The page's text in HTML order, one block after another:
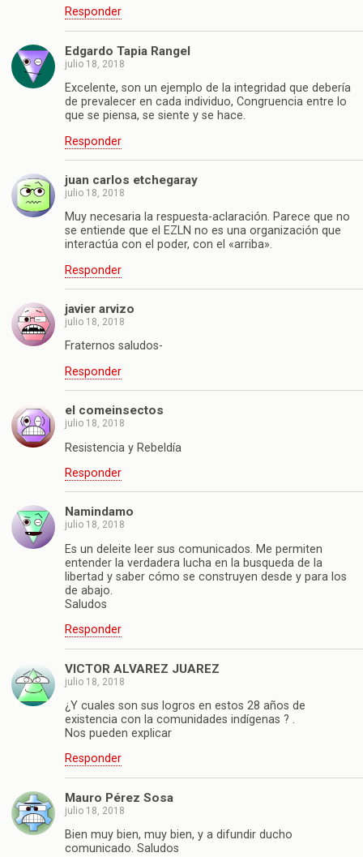
Responder
Edgardo Tapia Rangel
julio 18, 2018
Excelente, son un ejemplo de la integridad que debería
de prevalecer en cada individuo, Congruencia entre lo
que se piensa, se siente y se hace.
Responder
juan carlos etchegaray
julio 18, 2018
Muy necesaria la respuesta-aclaración. Parece que no
se entiende que el EZLN no es una organización que
interactúa con el poder, con el «arriba».
Responder
javier arvizo
julio 18, 2018
Fraternos saludos-
Responder
el comeinsectos
julio 18, 2018
Resistencia y Rebeldía
Responder
Namindamo
julio 18, 2018
Es un deleite leer sus comunicados. Me permiten
entender la verdadera lucha en la busqueda de la
libertad y saber cómo se construyen desde y para los
de abajo.
Saludos
Responder
VICTOR ALVAREZ JUAREZ
julio 18, 2018
¿Y cuales son sus logros en estos 28 años de
existencia con la comunidades indígenas ? .
Nos pueden explicar
Responder
Mauro Pérez Sosa
julio 18, 2018
Bien muy bien, muy bien, y a difundir ducho
comunicado. Saludos